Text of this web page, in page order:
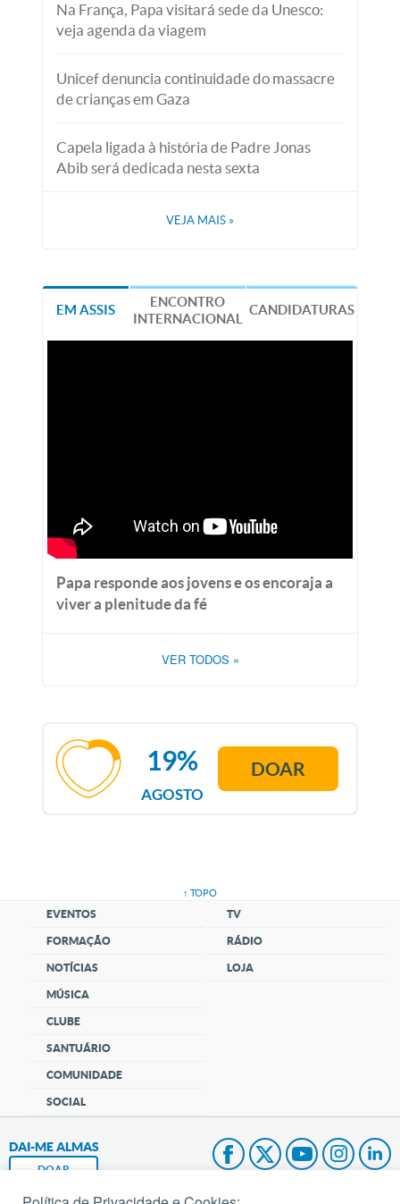
Na França, Papa visitará sede da Unesco:
veja agenda da viagem
Unicef denuncia continuidade do massacre
de crianças em Gaza
Capela ligada à história de Padre Jonas
Abib será dedicada nesta sexta
VEJA MAIS »
EM ASSIS
ENCONTRO
INTERNACIONAL
CANDIDATURAS
Papa responde aos jovens e os encoraja a
viver a plenitude da fé
VER TODOS »
AGOSTO
19% DOAR
↑ TOPO
EVENTOS
FORMAÇÃO
NOTÍCIAS
MÚSICA
CLUBE
SANTUÁRIO
COMUNIDADE
SOCIAL
TV
RÁDIO
LOJA
DAI-ME ALMAS
DOAR